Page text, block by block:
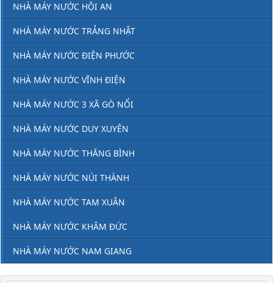
NHÀ MÁY NƯỚC HỘI AN
NHÀ MÁY NƯỚC TRẢNG NHẬT
NHÀ MÁY NƯỚC ĐIỆN PHƯỚC
NHÀ MÁY NƯỚC VĨNH ĐIỆN
NHÀ MÁY NƯỚC 3 XÃ GÒ NỔI
NHÀ MÁY NƯỚC DUY XUYÊN
NHÀ MÁY NƯỚC THĂNG BÌNH
NHÀ MÁY NƯỚC NÚI THÀNH
NHÀ MÁY NƯỚC TAM XUÂN
NHÀ MÁY NƯỚC KHÂM ĐỨC
NHÀ MÁY NƯỚC NAM GIANG